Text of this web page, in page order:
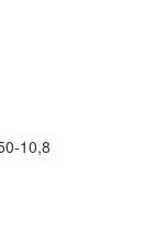
10,8